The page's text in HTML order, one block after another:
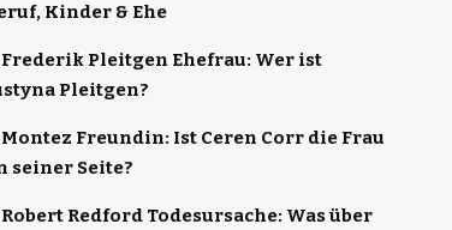
Kinder & Ehe
Frederik Pleitgen Ehefrau: Wer ist
Pleitgen?
Montez Freundin: Ist Ceren Corr die Frau
seiner Seite?
Robert Redford Todesursache: Was über